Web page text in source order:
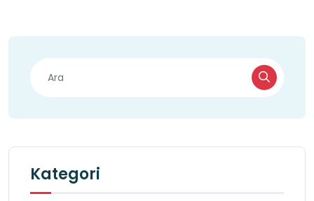
Kategori